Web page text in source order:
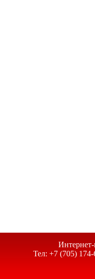
Тел: +7 (705)